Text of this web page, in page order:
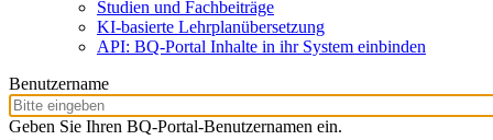
Studien und Fachbeiträge
KI-basierte Lehrplanübersetzung
API: BQ-Portal Inhalte in ihr System einbinden
Benutzername
Geben Sie Ihren BQ-Portal-Benutzernamen ein.